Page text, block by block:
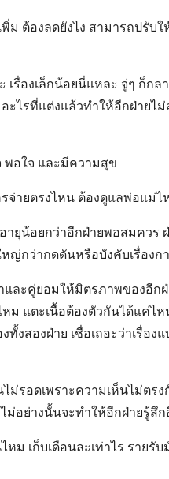
พิ่ม ต้องลดยังไง สามารถปรับ
เรื่องเล็กน้อยนี่แหละ จู่ๆ ก็กล
ไรที่แต่งแล้วทำให้อีกฝ่ายไม่
พอใจ และมีความสุข
จ่ายตรงไหน ต้องดูแลพ่อแม่ไ
ายุน้อยกว่าอีกฝ่ายพอสมควร
ญ่กว่ากดดันหรือบังคับเรื่องก
และคู่ยอมให้มิตรภาพของอีก
ม แตะเนื้อต้องตัวกันได้แค่ไ
งสองฝ่าย เชื่อเถอะว่าเรื่อง
ม่รอดเพราะความเห็นไม่ตรง
ม่อย่างนั้นจะทำให้อีกฝ่ายรู้สึ
หม เก็บเดือนละเท่าไร รายรั